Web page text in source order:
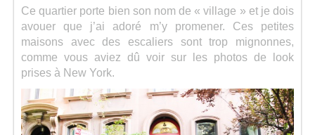
Ce quartier porte bien son nom de « village » et je dois
avouer que j’ai adoré m’y promener. Ces petites
maisons avec des escaliers sont trop mignonnes,
comme vous aviez dû voir sur les photos de look
prises à New York.